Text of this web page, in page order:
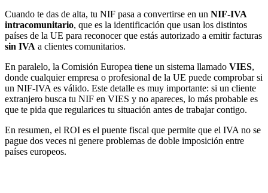
Cuando te das de alta, tu NIF pasa a convertirse en un NIF-IVA
intracomunitario, que es la identificación que usan los distintos
países de la UE para reconocer que estás autorizado a emitir facturas
sin IVA a clientes comunitarios.
En paralelo, la Comisión Europea tiene un sistema llamado VIES,
donde cualquier empresa o profesional de la UE puede comprobar si
un NIF-IVA es válido. Este detalle es muy importante: si un cliente
extranjero busca tu NIF en VIES y no apareces, lo más probable es
que te pida que regularices tu situación antes de trabajar contigo.
En resumen, el ROI es el puente fiscal que permite que el IVA no se
pague dos veces ni genere problemas de doble imposición entre
países europeos.